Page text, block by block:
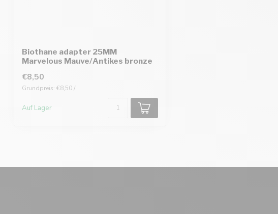
Biothane adapter 25MM
Marvelous Mauve/Antikes bronze
€8,50
Grundpreis: €8,50 /
Auf Lager